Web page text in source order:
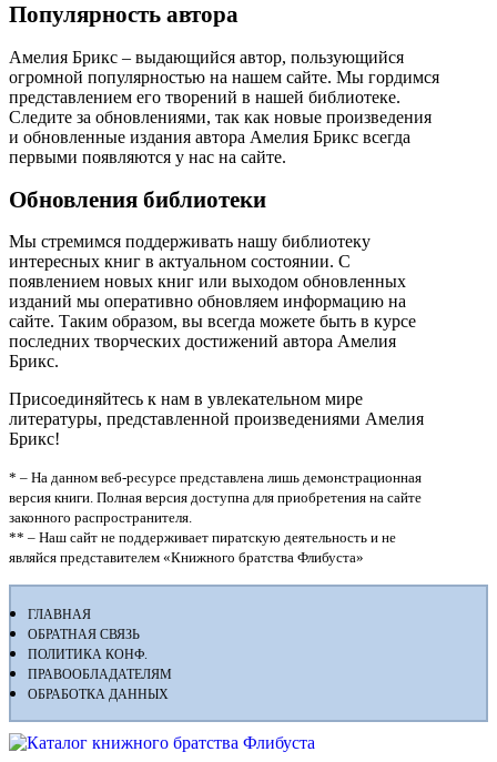
Популярность автора
Амелия Брикс – выдающийся автор, пользующийся
огромной популярностью на нашем сайте. Мы гордимся
представлением его творений в нашей библиотеке.
Следите за обновлениями, так как новые произведения
и обновленные издания автора Амелия Брикс всегда
первыми появляются у нас на сайте.
Обновления библиотеки
Мы стремимся поддерживать нашу библиотеку
интересных книг в актуальном состоянии. С
появлением новых книг или выходом обновленных
изданий мы оперативно обновляем информацию на
сайте. Таким образом, вы всегда можете быть в курсе
последних творческих достижений автора Амелия
Брикс.
Присоединяйтесь к нам в увлекательном мире
литературы, представленной произведениями Амелия
Брикс!
* – На данном веб-ресурсе представлена лишь демонстрационная
версия книги. Полная версия доступна для приобретения на сайте
законного распространителя.
** – Наш сайт не поддерживает пиратскую деятельность и не
являйся представителем «Книжного братства Флибуста»
ГЛАВНАЯ
ОБРАТНАЯ СВЯЗЬ
ПОЛИТИКА КОНФ.
ПРАВООБЛАДАТЕЛЯМ
ОБРАБОТКА ДАННЫХ